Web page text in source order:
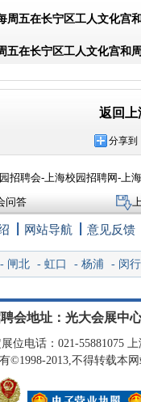
周五在长宁区工人文化宫
五在长宁区工人文化宫和
返回上
分享到
招聘会-上海校园招聘网-上
问答
网站导航 意见反馈
- 闸北 - 虹口 - 杨浦 - 闵行
聘会地址：光大会展中
展位电话：021-55881075
©1998-2013,不得转载本